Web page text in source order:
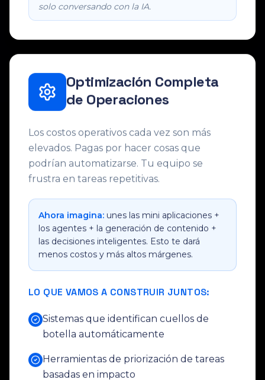
solo conversando con la IA.
Optimización Completa
de Operaciones
Los costos operativos cada vez son más
elevados. Pagas por hacer cosas que
podrían automatizarse. Tu equipo se
frustra en tareas repetitivas.
Ahora imagina: unes las mini aplicaciones +
los agentes + la generación de contenido +
las decisiones inteligentes. Esto te dará
menos costos y más altos márgenes.
LO QUE VAMOS A CONSTRUIR JUNTOS:
Sistemas que identifican cuellos de
botella automáticamente
Herramientas de priorización de tareas
basadas en impacto